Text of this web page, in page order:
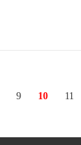
9 10 11